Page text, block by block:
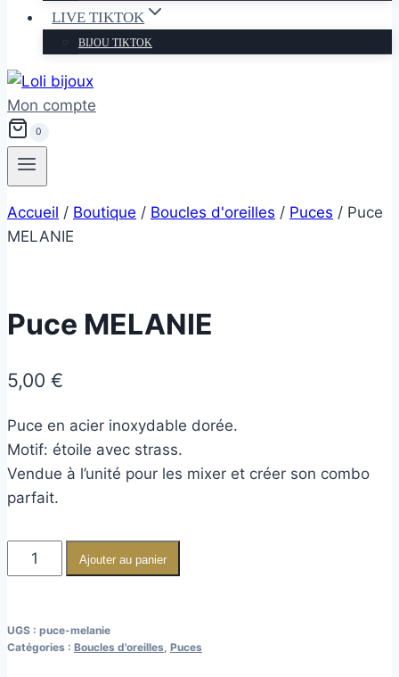
LIVE TIKTOK
BIJOU TIKTOK
Mon compte
0
Accueil / Boutique / Boucles d'oreilles / Puces / Puce
MELANIE
Puce MELANIE
5,00 €
Puce en acier inoxydable dorée.
Motif: étoile avec strass.
Vendue à l’unité pour les mixer et créer son combo
parfait.
Ajouter au panier
UGS : puce-melanie
Catégories : Boucles d'oreilles, Puces